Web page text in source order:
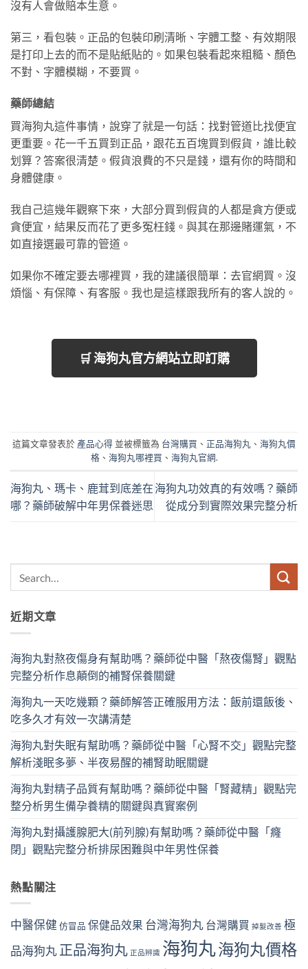
沒有人會做賠本生意。
第三，看包裝。正品的包裝印刷清晰、字體工整、有效期限
是打印上去的而不是貼紙貼的。如果包裝看起來粗糙、顏色
不對、字體模糊，不要買。
藥師總結
買海狗丸這件事情，說穿了就是一句話：找對管道比找便宜
更重要。花一千五買到正品，跟花五百塊買到假貨，誰比較
划算？答案很清楚。假貨浪費的不只是錢，還有你的時間和
身體健康。
我自己這幾年觀察下來，大部分買到假貨的人都是貪方便或
貪便宜，結果反而花了更多冤枉錢。與其在那邊賭運氣，不
如直接選最可靠的管道。
如果你不確定要去哪裡買，我的建議很簡單：去官網買。沒
煩惱、有保障、有客服。我也是這樣跟我所有的客人說的。
🛒 海狗丸官方網站立即訂購
這篇文章發表於 產品心得 並被標籤為 台灣購買 、 正品海狗丸 、 海狗丸價
格、 海狗丸哪裡買 、 海狗丸官網.
海狗丸、瑪卡、鹿茸到底差在
哪？藥師破解中年男保養迷思
海狗丸功效真的有效嗎？藥師
從成分到實際效果完整分析
近期文章
海狗丸對熬夜傷身有幫助嗎？藥師從中醫「熬夜傷腎」觀點
完整分析作息顛倒的補腎保養關鍵
海狗丸一天吃幾顆？藥師解答正確服用方法：飯前還飯後、
吃多久才有效一次講清楚
海狗丸對失眠有幫助嗎？藥師從中醫「心腎不交」觀點完整
解析淺眠多夢、半夜易醒的補腎助眠關鍵
海狗丸對精子品質有幫助嗎？藥師從中醫「腎藏精」觀點完
整分析男生備孕養精的關鍵與真實案例
海狗丸對攝護腺肥大(前列腺)有幫助嗎？藥師從中醫「癃
閉」觀點完整分析排尿困難與中年男性保養
熱點關注
中醫保健仿冒品 保健品效果 台灣海狗丸 台灣購買 掉髮改善 極
品海狗丸正品海狗丸 正品辨識 海狗丸海狗丸價格